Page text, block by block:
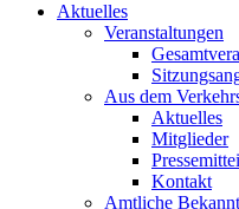
Aktuelles
Veranstaltungen
Aus dem
Aktuelles
Mitglieder
Kontakt
Amtliche